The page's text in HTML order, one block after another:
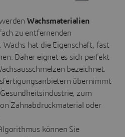
Wachsmaterialien
zu entfernenden
hat die Eigenschaft, fast
Daher eignet es sich perfekt
bezeichnet.
übernimmt
zum
Zahnabdruckmaterial oder
können Sie